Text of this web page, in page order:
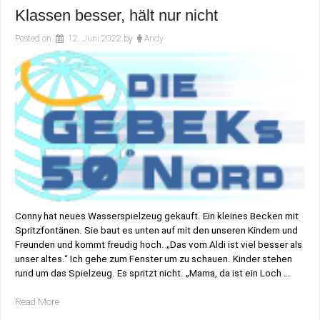
Klassen besser, hält nur nicht
Posted on 12. Juni 2022 by Andy
Conny hat neues Wasserspielzeug gekauft. Ein kleines Becken mit
Spritzfontänen. Sie baut es unten auf mit den unseren Kindern und
Freunden und kommt freudig hoch. „Das vom Aldi ist viel besser als
unser altes.“ Ich gehe zum Fenster um zu schauen. Kinder stehen
rund um das Spielzeug. Es spritzt nicht. „Mama, da ist ein Loch …
Read More„Klassen